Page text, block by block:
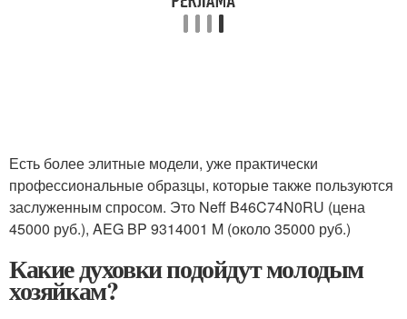
Есть более элитные модели, уже практически
профессиональные образцы, которые также пользуются
заслуженным спросом. Это Neff B46C74N0RU (цена
45000 руб.), AEG BP 9314001 M (около 35000 руб.)
Какие духовки подойдут молодым
хозяйкам?